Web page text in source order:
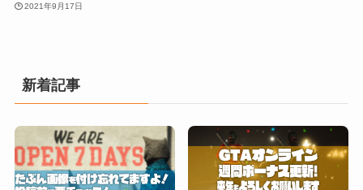
2021年9月17日
新着記事